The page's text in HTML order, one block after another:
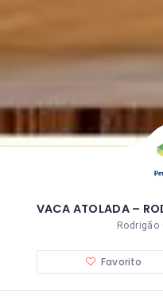
VACA ATOLADA –
Rodrigão
Favorito